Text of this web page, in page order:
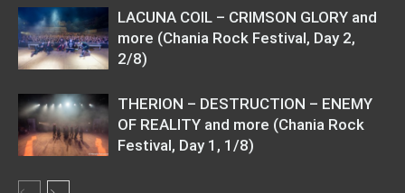
LACUNA COIL – CRIMSON GLORY and
more (Chania Rock Festival, Day 2,
2/8)
THERION – DESTRUCTION – ENEMY
OF REALITY and more (Chania Rock
Festival, Day 1, 1/8)